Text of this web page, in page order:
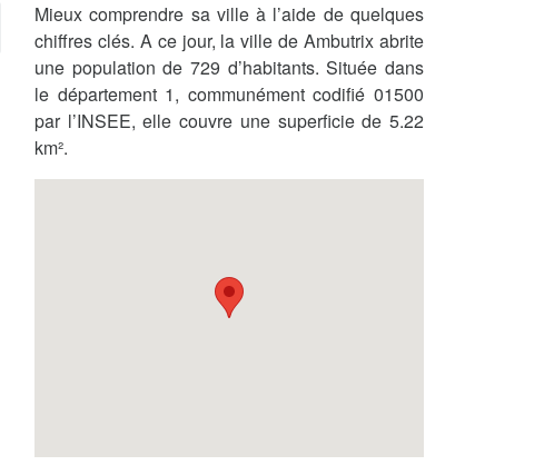
Mieux comprendre sa ville à l’aide de quelques
chiffres clés. A ce jour, la ville de Ambutrix abrite
une population de 729 d’habitants. Située dans
le département 1, communément codifié 01500
par l’INSEE, elle couvre une superficie de 5.22
km².